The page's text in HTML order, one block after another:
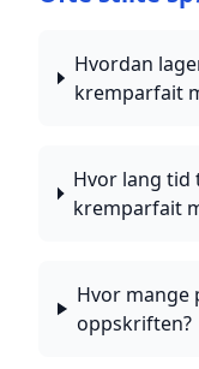
Hvordan
kremparfait
Hvor lang tid
kremparfait
Hvor mange
oppskriften?